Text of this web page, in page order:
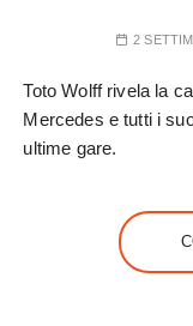
2
Toto Wolff rivela la
Mercedes e tutti i
ultime gare.